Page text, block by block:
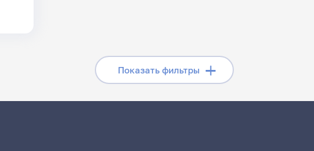
Показать фильтры